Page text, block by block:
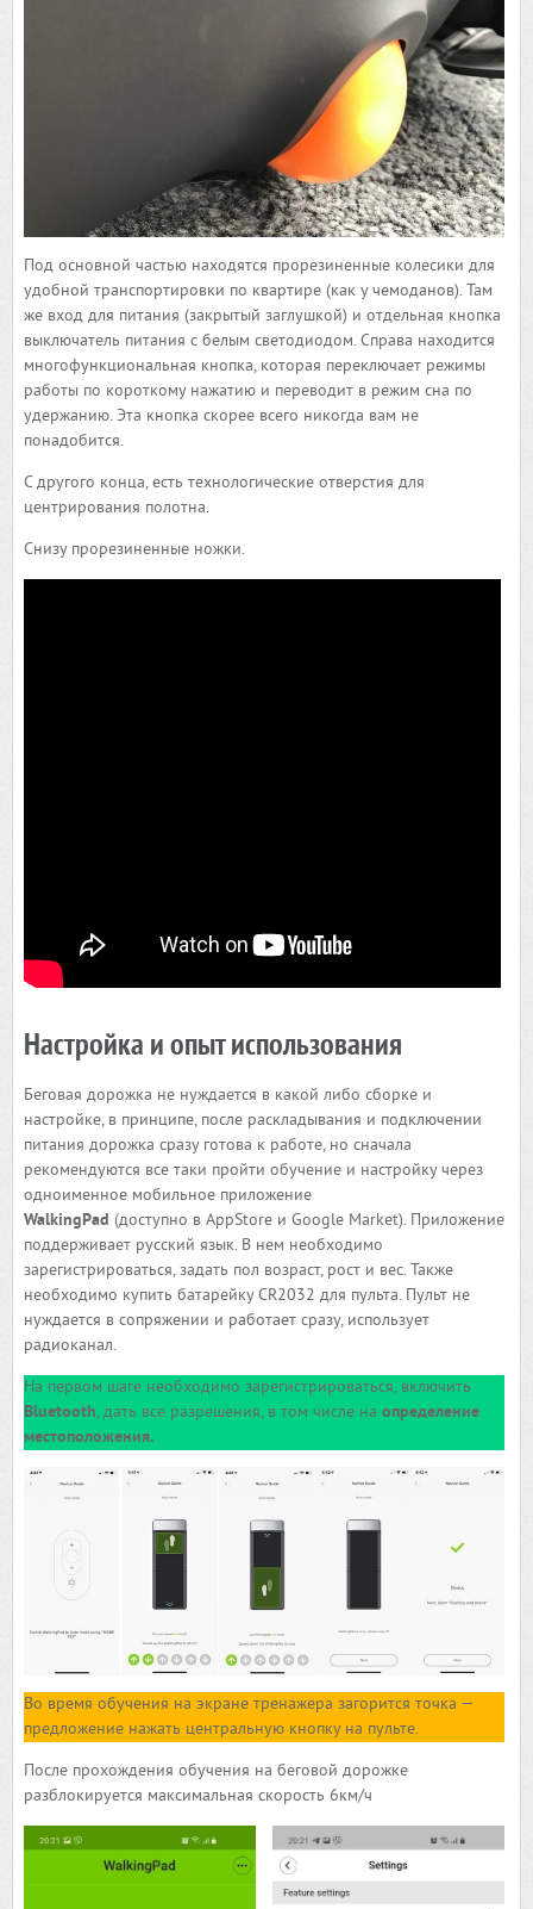
Под основной частью находятся прорезиненные колесики для
удобной транспортировки по квартире (как у чемоданов). Там
же вход для питания (закрытый заглушкой) и отдельная кнопка
выключатель питания с белым светодиодом. Справа находится
многофункциональная кнопка, которая переключает режимы
работы по короткому нажатию и переводит в режим сна по
удержанию. Эта кнопка скорее всего никогда вам не
понадобится.
С другого конца, есть технологические отверстия для
центрирования полотна.
Снизу прорезиненные ножки.
Настройка и опыт использования
Беговая дорожка не нуждается в какой либо сборке и
настройке, в принципе, после раскладывания и подключении
питания дорожка сразу готова к работе, но сначала
рекомендуются все таки пройти обучение и настройку через
одноименное мобильное приложение
WalkingPad (доступно в AppStore и Google Market). Приложение
поддерживает русский язык. В нем необходимо
зарегистрироваться, задать пол возраст, рост и вес. Также
необходимо купить батарейку CR2032 для пульта. Пульт не
нуждается в сопряжении и работает сразу, использует
радиоканал.
На первом шаге необходимо зарегистрироваться, включить
Bluetooth, дать все разрешения, в том числе на определение
местоположения.
Во время обучения на экране тренажера загорится точка —
предложение нажать центральную кнопку на пульте.
После прохождения обучения на беговой дорожке
разблокируется максимальная скорость 6км/ч